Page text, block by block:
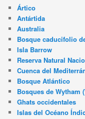
Ártico
Antártida
Australia
Bosque caducifolio
Isla Barrow
Reserva Natural
Cuenca del
Bosque Atlántico
Bosques de Wytham
Ghats occidentales
Islas del Océano